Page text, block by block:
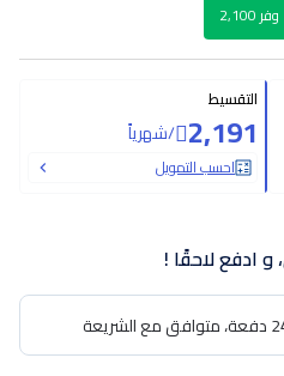
وفر2,100
التقسيط
2,191
/شهرياً
احسب التمويل
و ادفع لاحقًا !